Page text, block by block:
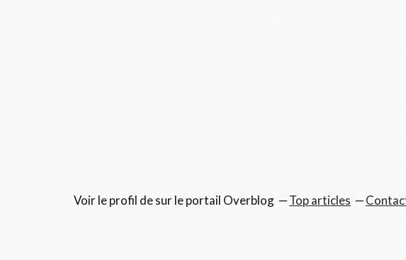
Voir le profil desur le portail Overblog Top articles